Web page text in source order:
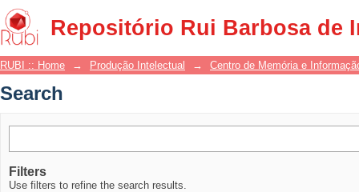
Repositório Rui Barbosa de
Search
RUBI :: Home → Produção Intelectual → Centro de Memória e
Search
Filters
Use filters to refine the search results.